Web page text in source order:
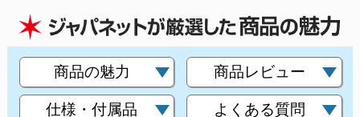
商品の魅力 商品レビュー
仕様・付属品 よくある質問